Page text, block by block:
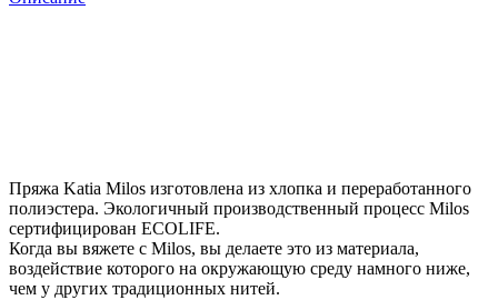
Пряжа Katia Milos изготовлена из хлопка и переработанного
полиэстера. Экологичный производственный процесс Milos
сертифицирован ECOLIFE.
Когда вы вяжете с Milos, вы делаете это из материала,
воздействие которого на окружающую среду намного ниже,
чем у других традиционных нитей.